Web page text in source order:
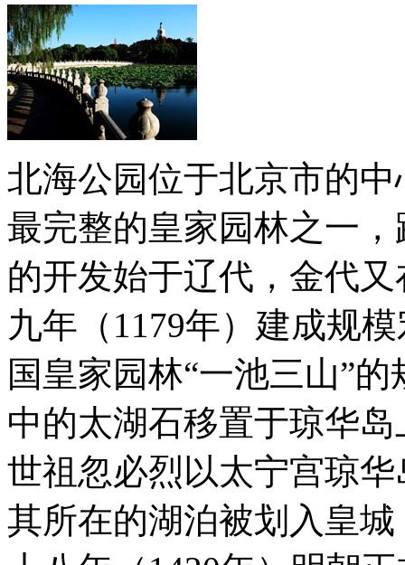
北海公园位于北京市的
最完整的皇家园林之一
的开发始于辽代，金代
九年（1179年）建成规
国皇家园林“一池三山”
中的太湖石移置于琼华
世祖忽必烈以太宁宫琼
其所在的湖泊被划入皇